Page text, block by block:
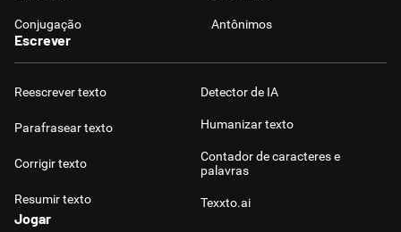
Conjugação Antônimos
Escrever
Reescrever texto
Parafrasear texto
Corrigir texto
Resumir texto
Detector de IA
Humanizar texto
Contador de caracteres e
palavras
Texxto.ai
Jogar